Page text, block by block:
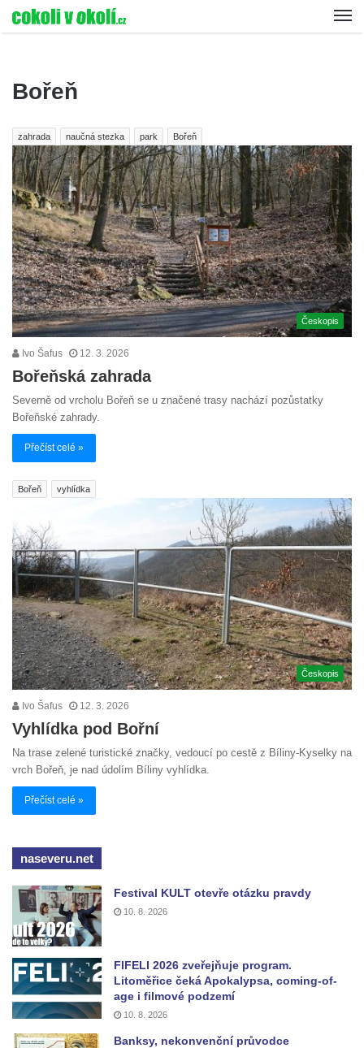
Bořeň
zahrada naučná stezka park Bořeň
Českopis
Ivo Šafus 12. 3. 2026
Bořeňská zahrada
Severně od vrcholu Bořeň se u značené trasy nachází pozůstatky
Bořeňské zahrady.
Přečíst celé »
Bořeň vyhlídka
Českopis
Ivo Šafus 12. 3. 2026
Vyhlídka pod Bořní
Na trase zelené turistické značky, vedoucí po cestě z Bíliny-Kyselky na
vrch Bořeň, je nad údolím Bíliny vyhlídka.
Přečíst celé »
naseveru.net
Festival KULT otevře otázku pravdy
10. 8. 2026
FIFELI 2026 zveřejňuje program.
Litoměřice čeká Apokalypsa, coming-of-
age i filmové podzemí
10. 8. 2026
Banksy, nekonvenční průvodce